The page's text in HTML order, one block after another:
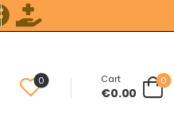
0 Cart
€0.00
0